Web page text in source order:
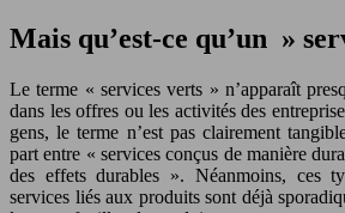
Mais qu’est-ce qu’un »
Le terme « services verts » n’apparaît
dans les offres ou les activités des
gens, le terme n’est pas clairement
part entre « services conçus de manière
des effets durables ». Néanmoins, ces
services liés aux produits sont déjà